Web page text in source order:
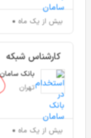
بیش از یک ماه
کارشناس شبکه
بانک سامان
تهران
بیش از یک ماه